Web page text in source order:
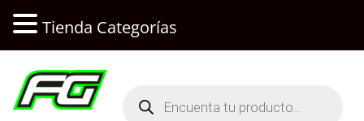
productos
Tienda Categorías